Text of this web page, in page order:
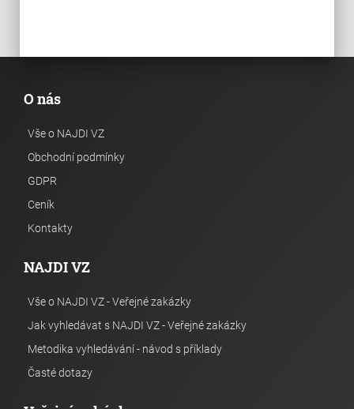
O nás
Vše o NAJDI VZ
Obchodní podmínky
GDPR
Ceník
Kontakty
NAJDI VZ
Vše o NAJDI VZ - Veřejné zakázky
Jak vyhledávat s NAJDI VZ - Veřejné zakázky
Metodika vyhledávání - návod s příklady
Časté dotazy